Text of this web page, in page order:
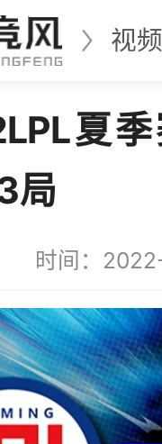
视频
夏
局
时间：